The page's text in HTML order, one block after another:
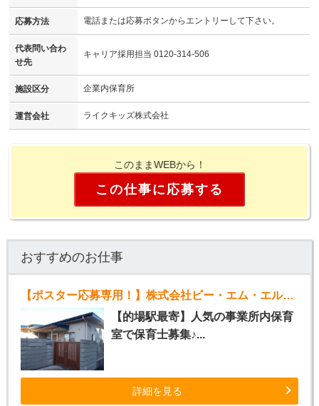
応募方法 電話または応募ボタンからエントリーして下さい。
代表問い合わ
せ先
キャリア採用担当 0120-314-506
施設区分 企業内保育所
運営会社 ライクキッズ株式会社
このままWEBから！
この仕事に応募する
おすすめのお仕事
【ポスター応募専用！】株式会社ビー・エム・エル事業所内保育室（正社員保育士）
【的場駅最寄】人気の事業所内保育
室で保育士募集♪...
詳細を見る